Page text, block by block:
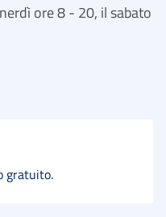
ore 8 - 20, il sabato
Center
gratuito.